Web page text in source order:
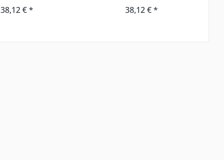
38,12 € * 38,12 € *